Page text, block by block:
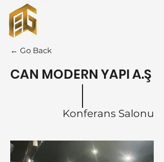
← Go Back
CAN MODERN YAPI A.Ş
Konferans Salonu